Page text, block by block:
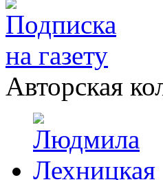
Авторская